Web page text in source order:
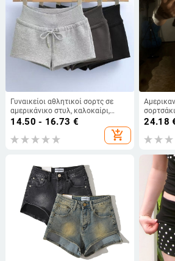
Γυναικείοι αθλητικοί σορτς σε
αμερικάνικο στυλ, καλοκαίρι,
λεπτό ύφασμα, ίσιο κόψιμο,
κορδόνι μέσης, καθημερινά σορτς
14.50 - 16.73 €
add_shopping_cart
και
24.18